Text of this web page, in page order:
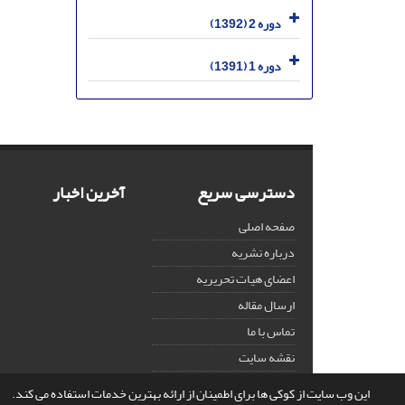
این وب سایت از کوکی ها برای اطمینان از ارائه بهترین خدمات استفاده می کند.
دوره 2 (1392)
دوره 1 (1391)
دسترسی سریع
صفحه اصلی
درباره نشریه
اعضای هیات تحریریه
ارسال مقاله
تماس با ما
نقشه سایت
آخرین اخبار